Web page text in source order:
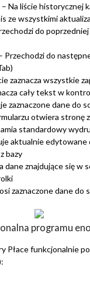
Na liście historycznej
ze wszystkimi
do
Przechodzi do
zaznacza wszystkie
cały tekst w
zaznaczone dane do
otwiera stronę
standardowy
aktualnie edytowane
bazy
dane znajdujące się w
zaznaczone dane do
programu
Płace funkcjonalnie